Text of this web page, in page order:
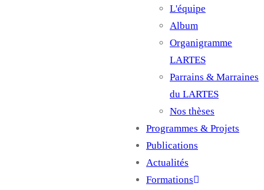
L'équipe
Album
Organigramme
LARTES
Parrains & Marraines
du LARTES
Nos thèses
Programmes & Projets
Publications
Actualités
Formations